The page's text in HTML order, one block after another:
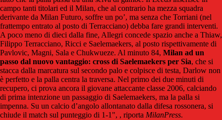
campo tanti titolari ed il Milan, che al contrario ha mezza squadra
derivante da Milan Futuro, soffre un po’, ma senza che Torriani (nel
frattempo entrato al posto di Terracciano) debba fare grandi interventi.
A poco meno di dieci dalla fine, Allegri concede spazio anche a Thiaw,
Filippo Terracciano, Ricci e Saelemaekers, al posto rispettivamente di
Pavlovic, Magni, Sala e Chukwueze. Al minuto 84, Milan ad un
passo dal nuovo vantaggio: cross di Saelemaekers per Sia, che si
stacca dalla marcatura sul secondo palo e colpisce di testa, Darlow non
è perfetto e la palla centra la traversa. Nel primo dei due minuti di
recupero, ci prova ancora il giovane attaccante classe 2006, calciando
di prima intenzione un passaggio di Saelemaekers, ma la palla si
impenna. Su un calcio d’angolo allontanato dalla difesa rossonera, si
chiude il match sul punteggio di 1-1", , riporta MilanPress.